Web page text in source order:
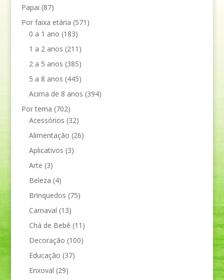
Papai (87)
Por faixa etária (571)
0 a 1 ano (183)
1 a 2 anos (211)
2 a 5 anos (385)
5 a 8 anos (445)
Acima de 8 anos (394)
Por tema (702)
Acessórios (32)
Alimentação (26)
Aplicativos (3)
Arte (3)
Beleza (4)
Brinquedos (75)
Carnaval (13)
Chá de Bebê (11)
Decoração (100)
Educação (37)
Enxoval (29)